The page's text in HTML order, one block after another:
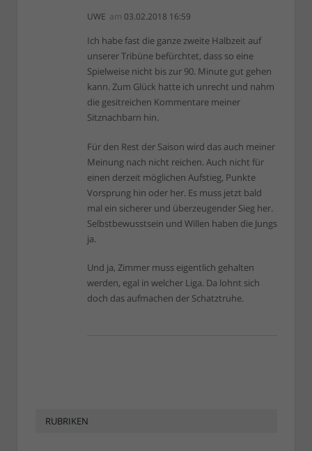
UWE am 03.02.2018 16:59
Ich habe fast die ganze zweite Halbzeit auf
unserer Tribüne befürchtet, dass so eine
Spielweise nicht bis zur 90. Minute gut gehen
kann. Zum Glück hatte ich unrecht und nahm
die gesitreichen Kommentare meiner
Sitznachbarn hin.
Für den Rest der Saison wird das auch meiner
Meinung nach nicht reichen. Auch nicht für
einen derzeit möglichen Aufstieg, Punkte
Vorsprung hin oder her. Es muss jetzt bald
mal ein sicherer und überzeugender Sieg her.
Selbstbewusstsein und Willen haben die Jungs
ja.
Und ja, Zimmer muss eigentlich gehalten
werden, egal in welcher Liga. Da lohnt sich
doch das aufmachen der Schatztruhe.
RUBRIKEN